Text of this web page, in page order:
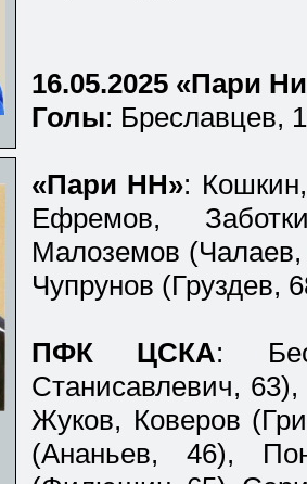
16.05.2025 «Пари
Голы: Бреславцев,
«Пари НН»:
Ефремов,
Малоземов
Чупрунов (Груздев,
ПФК ЦСКА:
Станисавлевич,
Жуков, Коверов
(Ананьев, 46),